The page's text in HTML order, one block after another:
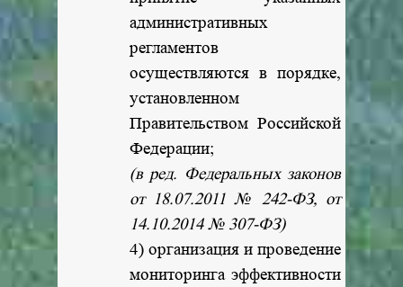
административных
регламентов
осуществляются в порядке,
установленном
Правительством Российской
Федерации;
(в ред. Федеральных законов
от 18.07.2011 № 242-ФЗ, от
14.10.2014 № 307-ФЗ)
4) организация и проведение
мониторинга эффективности